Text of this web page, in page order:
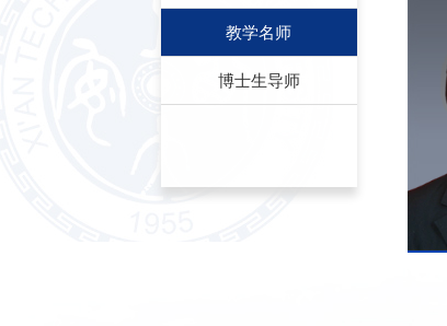
教学名师
博士生导师